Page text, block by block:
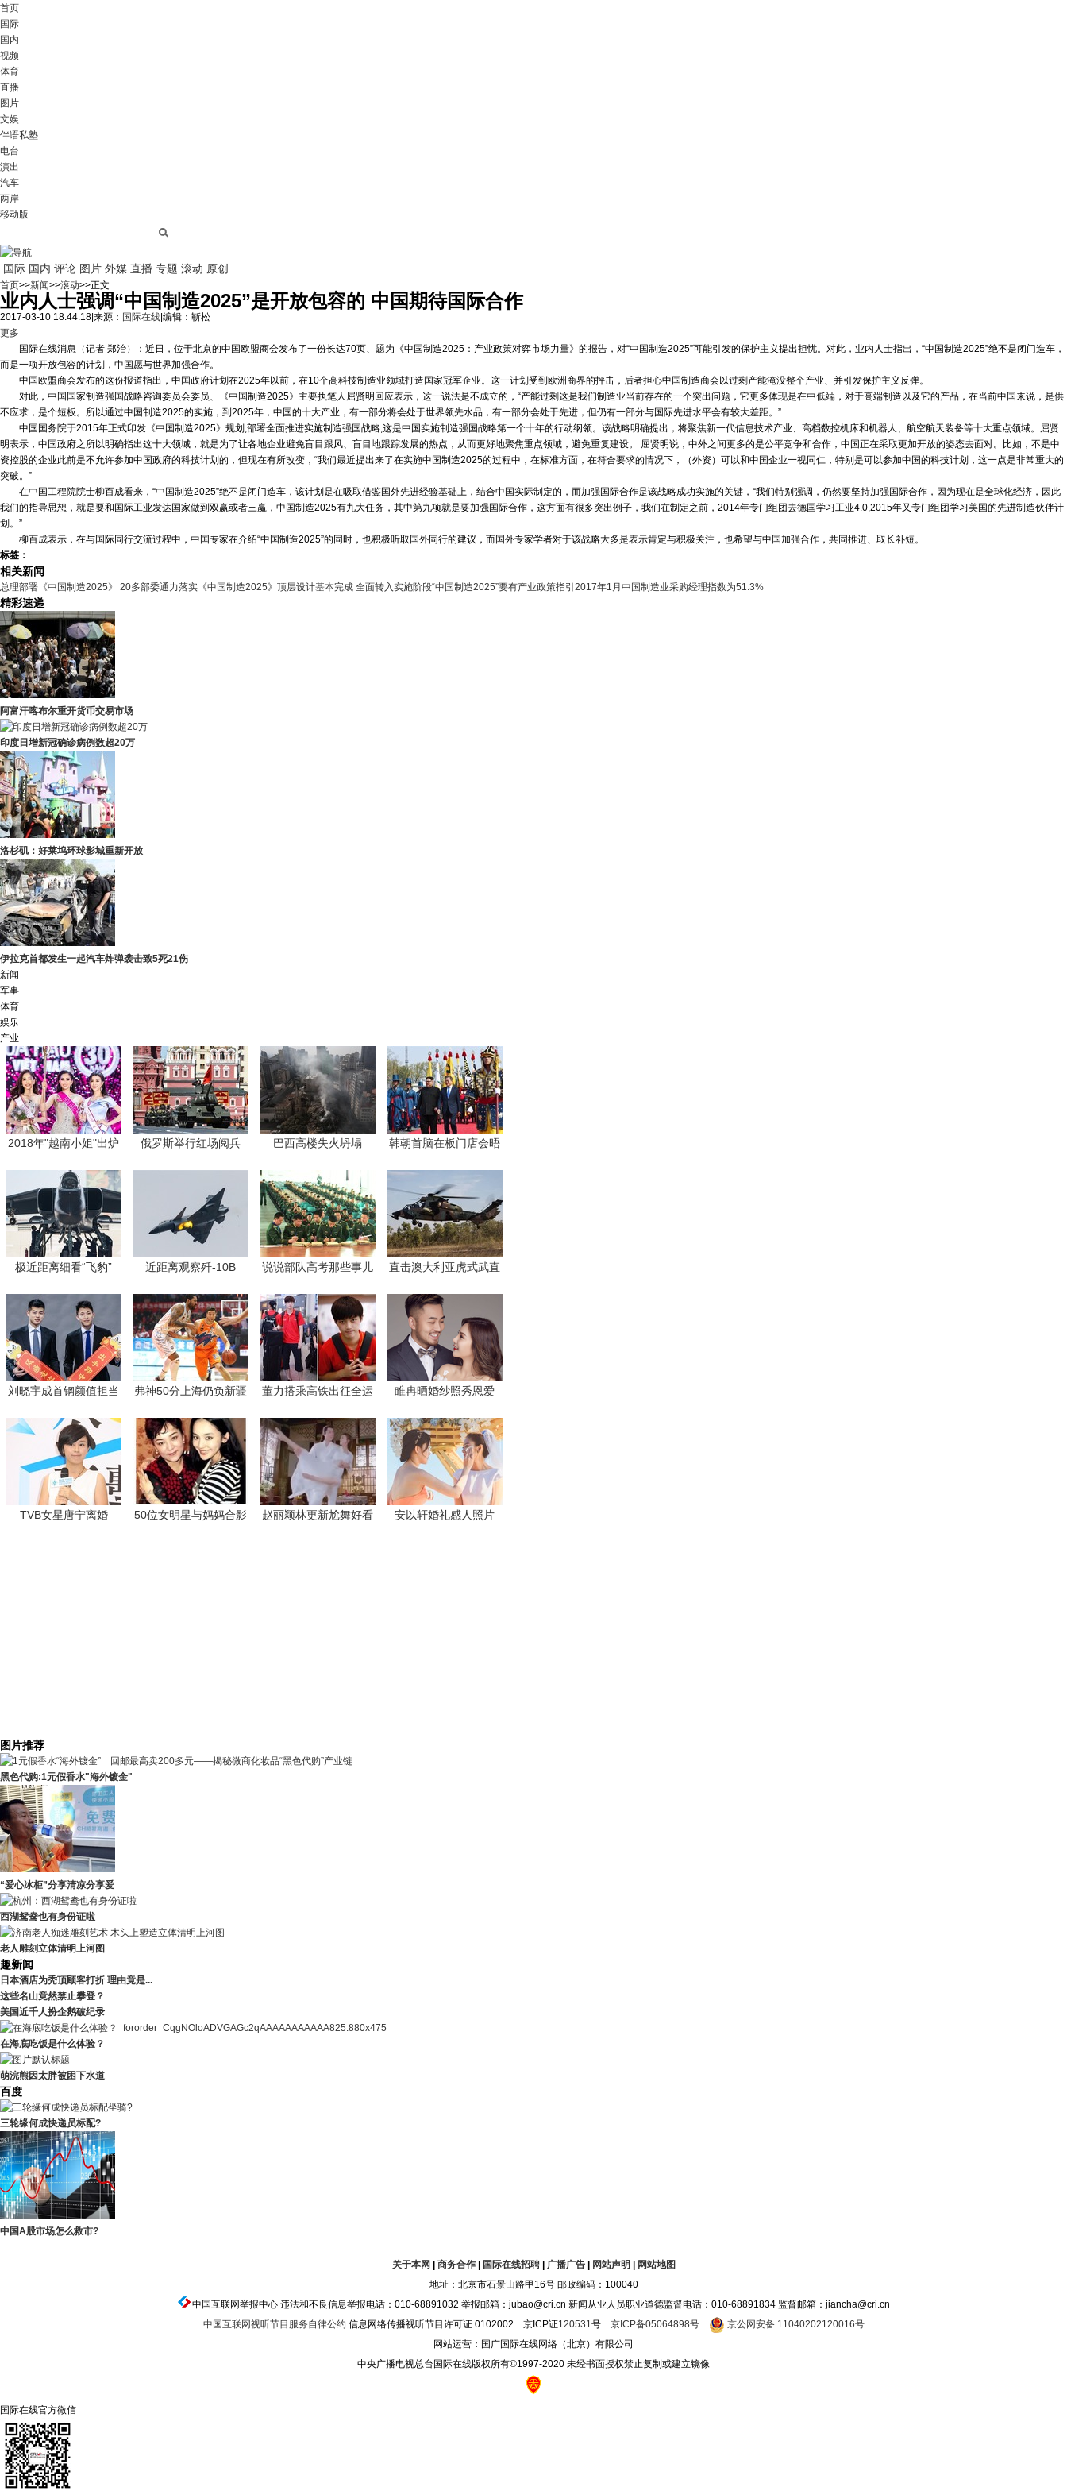
首页
国际
国内
视频
体育
直播
图片
文娱
伴语私塾
电台
演出
汽车
两岸
移动版
国际 国内 评论 图片 外媒 直播 专题 滚动 原创
首页>>新闻>>滚动>>正文
业内人士强调“中国制造2025”是开放包容的 中国期待国际合作
2017-03-10 18:44:18 来源： 国际在线 编辑：靳松
更多
国际在线消息（记者 郑治）：近日，位于北京的中国欧盟商会发布了一份长达70页、题为《中国制造2025：产业政策对弈市场力量》的报告，对“中国制造2025”可能引发的保护主义提出担忧。对此，业内人士指出，“中国制造2025”绝不是闭门造车，
而是一项开放包容的计划，中国愿与世界加强合作。
中国欧盟商会发布的这份报道指出，中国政府计划在2025年以前，在10个高科技制造业领域打造国家冠军企业。这一计划受到欧洲商界的抨击，后者担心中国制造商会以过剩产能淹没整个产业、并引发保护主义反弹。
对此，中国国家制造强国战略咨询委员会委员、《中国制造2025》主要执笔人屈贤明回应表示，这一说法是不成立的，“产能过剩这是我们制造业当前存在的一个突出问题，它更多体现是在中低端，对于高端制造以及它的产品，在当前中国来说，是供
不应求，是个短板。所以通过中国制造2025的实施，到2025年，中国的十大产业，有一部分将会处于世界领先水品，有一部分会处于先进，但仍有一部分与国际先进水平会有较大差距。”
中国国务院于2015年正式印发《中国制造2025》规划,部署全面推进实施制造强国战略,这是中国实施制造强国战略第一个十年的行动纲领。该战略明确提出，将聚焦新一代信息技术产业、高档数控机床和机器人、航空航天装备等十大重点领域。屈贤
明表示，中国政府之所以明确指出这十大领域，就是为了让各地企业避免盲目跟风、盲目地跟踪发展的热点，从而更好地聚焦重点领域，避免重复建设。 屈贤明说，中外之间更多的是公平竞争和合作，中国正在采取更加开放的姿态去面对。比如，不是中
资控股的企业此前是不允许参加中国政府的科技计划的，但现在有所改变，“我们最近提出来了在实施中国制造2025的过程中，在标准方面，在符合要求的情况下，（外资）可以和中国企业一视同仁，特别是可以参加中国的科技计划，这一点是非常重大的
突破。”
在中国工程院院士柳百成看来，“中国制造2025”绝不是闭门造车，该计划是在吸取借鉴国外先进经验基础上，结合中国实际制定的，而加强国际合作是该战略成功实施的关键，“我们特别强调，仍然要坚持加强国际合作，因为现在是全球化经济，因此
我们的指导思想，就是要和国际工业发达国家做到双赢或者三赢，中国制造2025有九大任务，其中第九项就是要加强国际合作，这方面有很多突出例子，我们在制定之前，2014年专门组团去德国学习工业4.0,2015年又专门组团学习美国的先进制造伙伴计
划。”
柳百成表示，在与国际同行交流过程中，中国专家在介绍“中国制造2025”的同时，也积极听取国外同行的建议，而国外专家学者对于该战略大多是表示肯定与积极关注，也希望与中国加强合作，共同推进、取长补短。
标签：
相关新闻
总理部署《中国制造2025》 20多部委通力落实 《中国制造2025》顶层设计基本完成 全面转入实施阶段“中国制造2025”要有产业政策指引 2017年1月中国制造业采购经理指数为51.3%
精彩速递
阿富汗喀布尔重开货币交易市场
印度日增新冠确诊病例数超20万
洛杉矶：好莱坞环球影城重新开放
伊拉克首都发生一起汽车炸弹袭击致5死21伤
新闻
军事
体育
娱乐
产业
图片推荐
黑色代购:1元假香水"海外镀金"
“爱心冰柜”分享清凉分享爱
西湖鸳鸯也有身份证啦
老人雕刻立体清明上河图
趣新闻
日本酒店为秃顶顾客打折 理由竟是...
这些名山竟然禁止攀登？
美国近千人扮企鹅破纪录
在海底吃饭是什么体验？
萌浣熊因太胖被困下水道
百度
三轮缘何成快递员标配?
中国A股市场怎么救市?
关于本网 商务合作| 国际在线招聘| 广播广告| 网站声明
网站地图
地址：北京市石景山路甲16号 邮政编码：100040
中国互联网举报中心 违法和不良信息举报电话：010-68891032 举报邮箱：jubao@cri.cn 新闻从业人员职业道德监督电话：010-68891834 监督邮箱：jiancha@cri.cn
中国互联网视听节目服务自律公约 信息网络传播视听节目许可证 0102002 京ICP证120531号 京ICP备05064898号
京公网安备 11040202120016号
网站运营：国广国际在线网络（北京）有限公司
中央广播电视总台国际在线版权所有©1997-2020 未经书面授权禁止复制或建立镜像
国际在线官方微信